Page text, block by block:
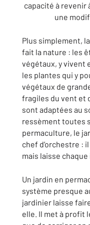
capacité à revenir
une
Plus simplement,
fait la nature : les
végétaux, y vivent
les plantes qui y
végétaux de
fragiles du vent et
sont adaptées au
ressèment toutes
permaculture, le
chef d’orchestre :
mais laisse
Un jardin en
système presque
jardinier laisse
elle. Il met à profit